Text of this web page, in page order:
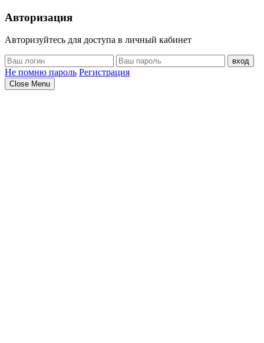
Авторизация
Авторизуйтесь для доступа в личный кабинет
вход
Не помню пароль Регистрация
Close Menu